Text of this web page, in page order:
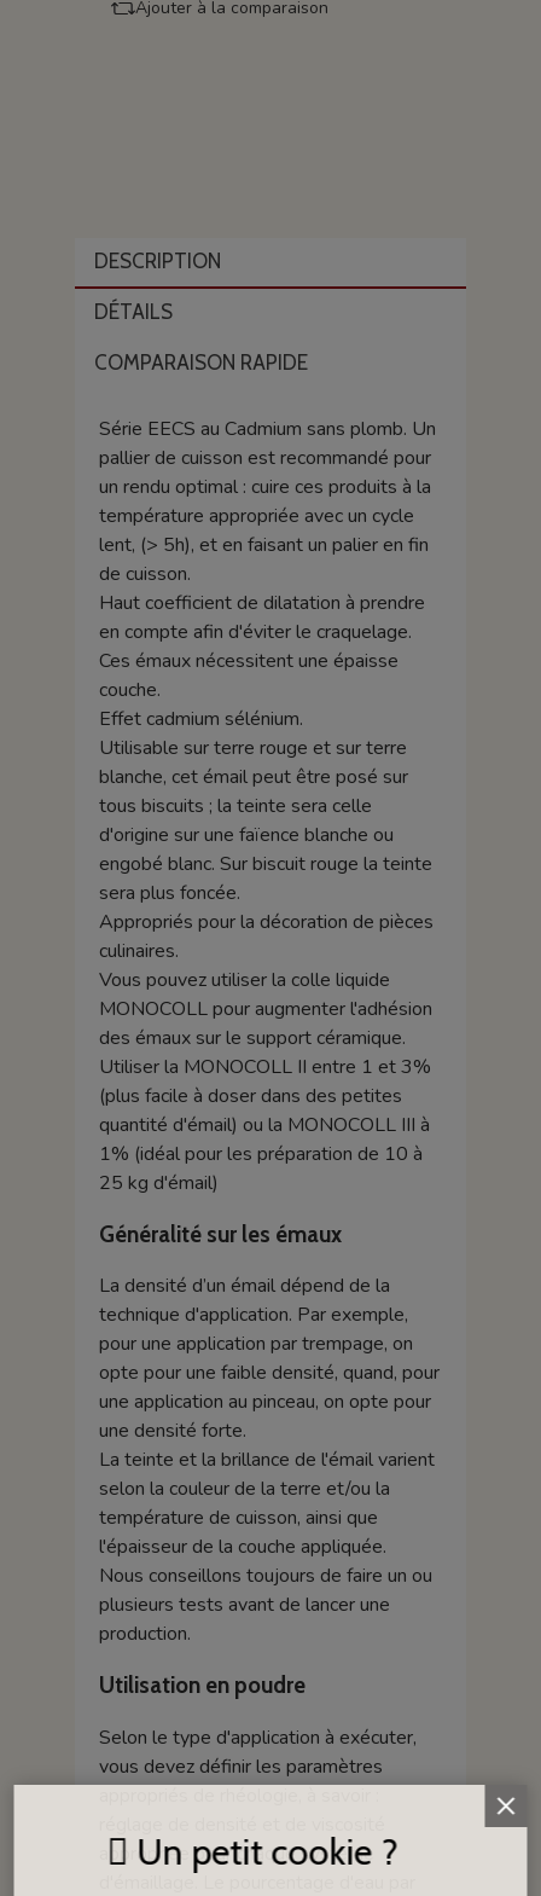
Ajouter à la comparaison
DESCRIPTION
DÉTAILS
COMPARAISON RAPIDE
Série EECS au Cadmium sans plomb. Un
pallier de cuisson est recommandé pour
un rendu optimal : cuire ces produits à la
température appropriée avec un cycle
lent, (> 5h), et en faisant un palier en fin
de cuisson.
Haut coefficient de dilatation à prendre
en compte afin d'éviter le craquelage.
Ces émaux nécessitent une épaisse
couche.
Effet cadmium sélénium.
Utilisable sur terre rouge et sur terre
blanche, cet émail peut être posé sur
tous biscuits ; la teinte sera celle
d'origine sur une faïence blanche ou
engobé blanc. Sur biscuit rouge la teinte
sera plus foncée.
Appropriés pour la décoration de pièces
culinaires.
Vous pouvez utiliser la colle liquide
MONOCOLL pour augmenter l'adhésion
des émaux sur le support céramique.
Utiliser la MONOCOLL II entre 1 et 3%
(plus facile à doser dans des petites
quantité d'émail) ou la MONOCOLL III à
1% (idéal pour les préparation de 10 à
25 kg d'émail)
Généralité sur les émaux
La densité d’un émail dépend de la
technique d'application. Par exemple,
pour une application par trempage, on
opte pour une faible densité, quand, pour
une application au pinceau, on opte pour
une densité forte.
La teinte et la brillance de l'émail varient
selon la couleur de la terre et/ou la
température de cuisson, ainsi que
l'épaisseur de la couche appliquée.
Nous conseillons toujours de faire un ou
plusieurs tests avant de lancer une
production.
Utilisation en poudre
Selon le type d'application à exécuter,
vous devez définir les paramètres
appropriée pour chaque système
Un petit cookie ?